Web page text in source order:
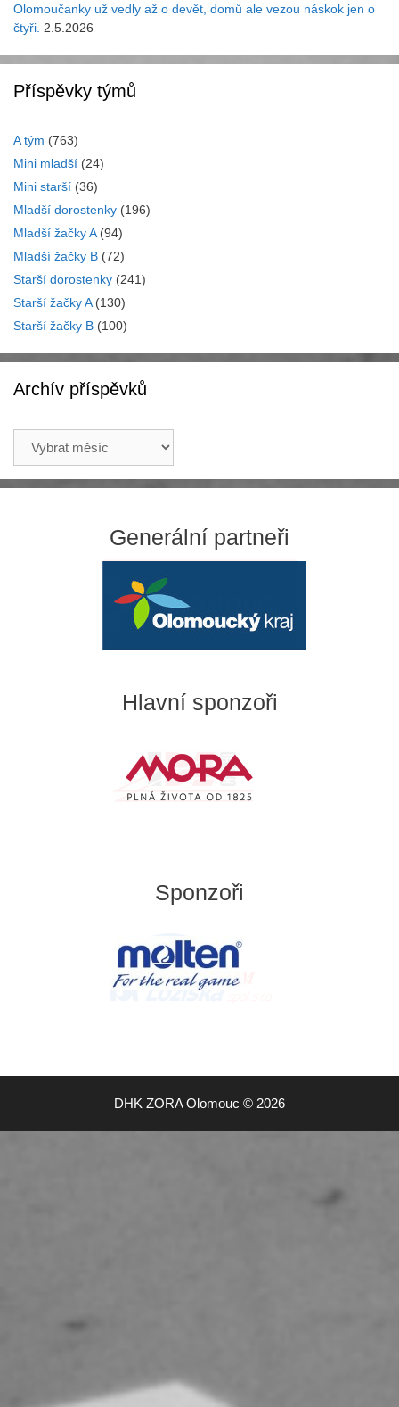
Olomoučanky už vedly až o devět, domů ale vezou náskok jen o
čtyři. 2.5.2026
Příspěvky týmů
A tým (763)
Mini mladší (24)
Mini starší (36)
Mladší dorostenky (196)
Mladší žačky A(94)
Mladší žačky B (72)
Starší dorostenky (241)
Starší žačky A(130)
Starší žačky B (100)
Archív příspěvků
příspěvků
Generální partneři
Hlavní sponzoři
Sponzoři
DHK ZORA Olomouc © 2026